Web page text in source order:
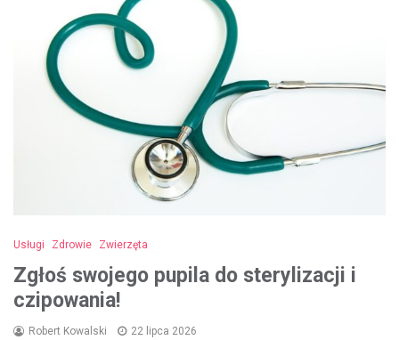
Usługi Zdrowie Zwierzęta
Zgłoś swojego pupila do sterylizacji i
czipowania!
Robert Kowalski 22 lipca 2026